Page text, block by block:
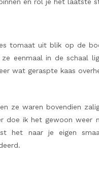
tomaat uit blik op de
eenmaal in de schaal
wat geraspte kaas
ze waren bovendien
doe ik het gewoon weer
het naar je eigen